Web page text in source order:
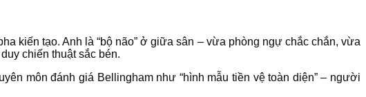
kiến tạo. Anh là “bộ não” ở giữa sân – vừa phòng ngự chắc chắn, vừa
chiến thuật sắc bén.
môn đánh giá Bellingham như “hình mẫu tiền vệ toàn diện” – người